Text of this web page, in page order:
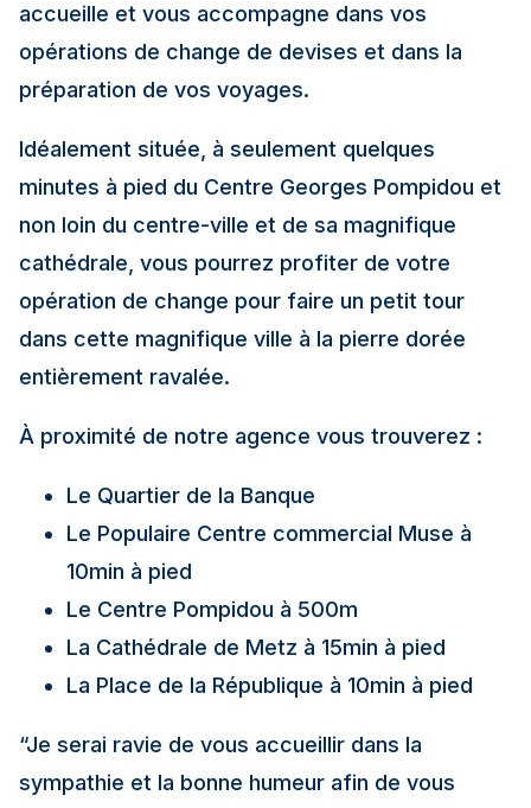
accueille et vous accompagne dans vos
opérations de change de devises et dans la
préparation de vos voyages.
Idéalement située, à seulement quelques
minutes à pied du Centre Georges Pompidou et
non loin du centre-ville et de sa magnifique
cathédrale, vous pourrez profiter de votre
opération de change pour faire un petit tour
dans cette magnifique ville à la pierre dorée
entièrement ravalée.
À proximité de notre agence vous trouverez :
Le Quartier de la Banque
Le Populaire Centre commercial Muse à
10min à pied
Le Centre Pompidou à 500m
La Cathédrale de Metz à 15min à pied
La Place de la République à 10min à pied
“Je serai ravie de vous accueillir dans la
sympathie et la bonne humeur afin de vous